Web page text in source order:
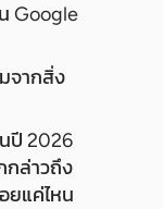
Google
จากสิ่ง
ปี 2026
ล่าวถึง
ยแค่ไหน